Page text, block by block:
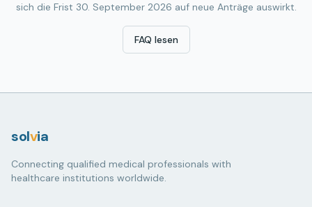
sich die Frist 30. September 2026 auf neue Anträge auswirkt.
FAQ lesen
solvia
Connecting qualified medical professionals with
healthcare institutions worldwide.